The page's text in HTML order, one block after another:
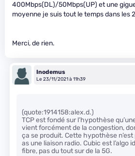
400Mbps(DL)/50Mbps(UP) et une
moyenne je suis tout le temps dans les
Merci, de rien.
Inodemus
Le 23/11/2021 à 11h39
(quote:1914158:alex.d.)
TCP est fondé sur l’hypothèse
vient forcément de la congestion,
ça se produit. Cette hypothèse
as une liaison radio. Cubic est l’algo
fibre, pas du tout sur de la 5G.